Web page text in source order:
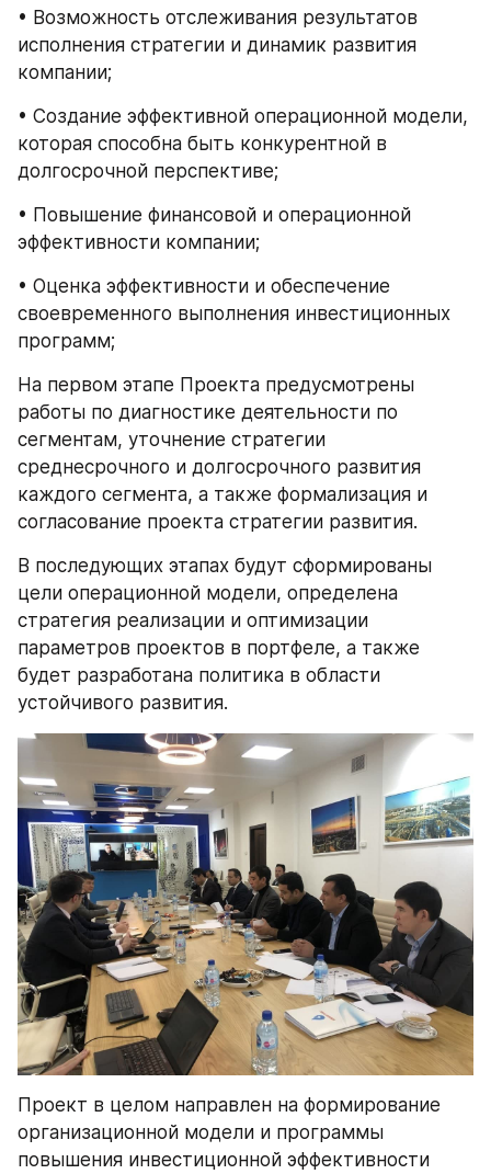
• Возможность отслеживания результатов
исполнения стратегии и динамик развития
компании;
• Создание эффективной операционной модели,
которая способна быть конкурентной в
долгосрочной перспективе;
• Повышение финансовой и операционной
эффективности компании;
• Оценка эффективности и обеспечение
своевременного выполнения инвестиционных
программ;
На первом этапе Проекта предусмотрены
работы по диагностике деятельности по
сегментам, уточнение стратегии
среднесрочного и долгосрочного развития
каждого сегмента, а также формализация и
согласование проекта стратегии развития.
В последующих этапах будут сформированы
цели операционной модели, определена
стратегия реализации и оптимизации
параметров проектов в портфеле, а также
будет разработана политика в области
устойчивого развития.
Проект в целом направлен на формирование
организационной модели и программы
повышения инвестиционной эффективности